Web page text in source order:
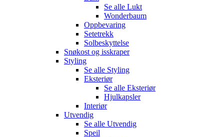
Se alle Lukt
Wonderbaum
Oppbevaring
Setetrekk
Solbeskyttelse
Snøkost og isskraper
Styling
Se alle Styling
Eksteriør
Se alle Eksteriør
Hjulkapsler
Interiør
Utvendig
Se alle Utvendig
Speil